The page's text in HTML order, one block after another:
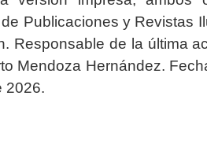
Publicaciones y Revistas
Responsable de la última
Mendoza Hernández.
2026.